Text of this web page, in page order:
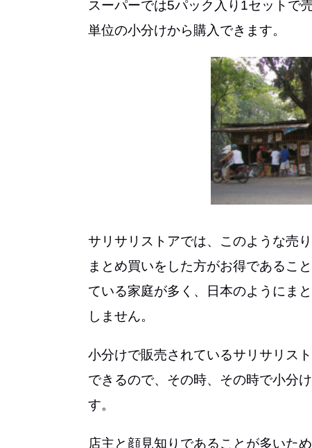
スーパーでは5パック入り1セットで
単位の小分けから購入できます。
サリサリストアでは、このような売り
まとめ買いをした方がお得であるこ
ている家庭が多く、日本のようにま
しません。
小分けで販売されているサリサリス
できるので、その時、その時で小分
す。
店主と顔見知りであることが多いた